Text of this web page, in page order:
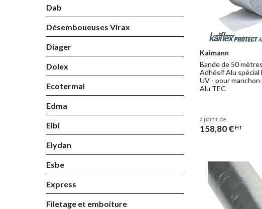
Dab
Désemboueuses Virax
Diager
Dolex
Ecotermal
Edma
Elbi
Elydan
Esbe
Express
Filetage et emboiture
Kaimann
Bande de 50
Adhésif Alu
UV - pour
Alu TEC
à partir de
158,80 €HT